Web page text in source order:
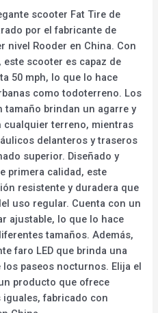
scooter Fat Tire de
por el fabricante de
nivel Rooder en China. Con
este scooter es capaz de
50 mph, lo que lo hace
como todoterreno. Los
tamaño brindan un agarre y
cualquier terreno, mientras
delanteros y traseros
superior. Diseñado y
primera calidad, este
resistente y duradera que
uso regular. Cuenta con un
ajustable, lo que lo hace
tamaños. Además,
faro LED que brinda una
paseos nocturnos. Elija el
producto que ofrece
fabricado con